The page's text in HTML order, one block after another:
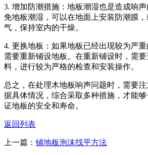
3. 增加防潮措施：地板潮湿也是造成响
免地板潮湿，可以在地面上安装防潮膜
气，保持室内的干燥。
4. 更换地板：如果地板已经出现较为严
需要重新铺设地板。在重新铺设时，需
料，进行较为严格的检查和安装操作。
总之，在处理木地板响声问题时，需要
据具体情况，综合采取多种措施，才能
证地板的安全和寿命。
返回列表
上一篇： 铺地板泡沫找平方法